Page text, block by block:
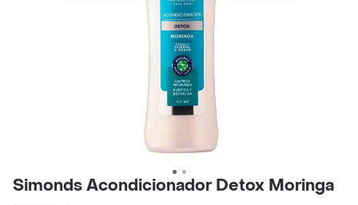
Simonds Acondicionador Detox Moringa